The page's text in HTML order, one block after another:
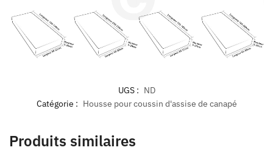
UGS : ND
Catégorie : Housse pour coussin d'assise de canapé
Produits similaires